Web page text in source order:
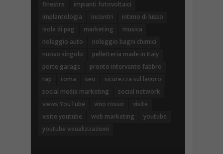
finestre
impianti fotovoltaici
implantologia
incontri
intimo di lusso
isola di pag
marketing
musica
noleggio auto
noleggio bagni chimici
nuovo singolo
pelletteria made in Italy
porte garage
pronto intervento fabbro
rap
roma seo
sicurezza sul lavoro
social media marketing
social network
views YouTube
vino rosso
visite
visite youtube
web marketing
youtube
youtube visualizzazioni